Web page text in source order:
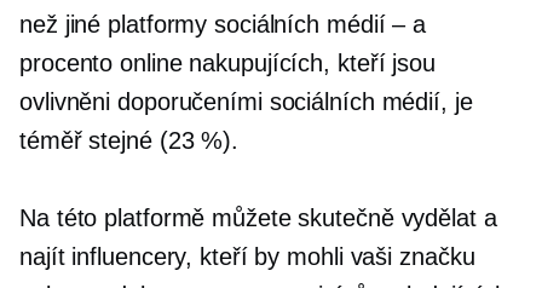
než jiné platformy sociálních médií – a
procento online nakupujících, kteří jsou
ovlivněni doporučeními sociálních médií, je
téměř stejné (23 %).
Na této platformě můžete skutečně vydělat a
najít influencery, kteří by mohli vaši značku